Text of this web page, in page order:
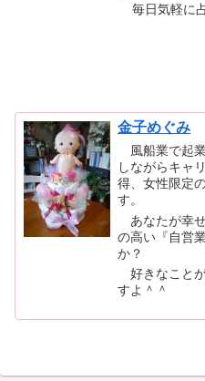
毎日気軽に
金子めぐみ
風船業で起
しながらキャ
得、女性限定
す。
あなたが幸
の高い『自営
か？
好きなこと
すよ＾＾